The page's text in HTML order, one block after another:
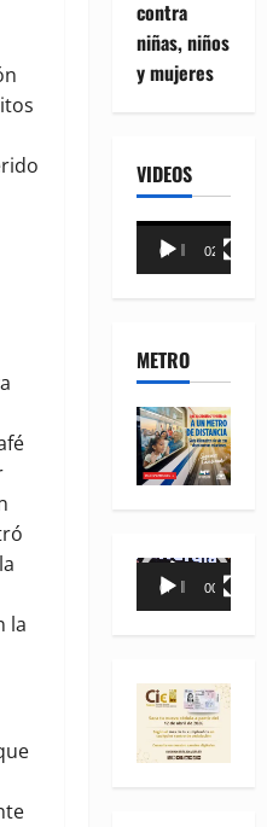
la
contra
niñas, niños
y mujeres
VIDEOS
Reproductor
00:00 02:18
METRO
Reproductor
00:00 00:35